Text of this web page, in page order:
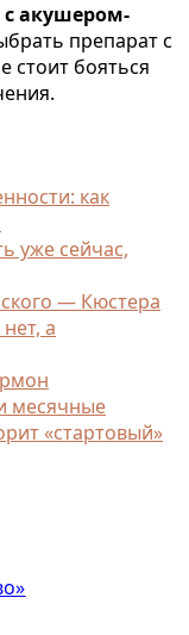
с акушером-
препарат с
стоит бояться
как
уже сейчас,
— Кюстера
а
месячные
«стартовый»